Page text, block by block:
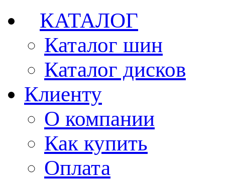
КАТАЛОГ
Каталог шин
Каталог дисков
Клиенту
О компании
Как купить
Оплата